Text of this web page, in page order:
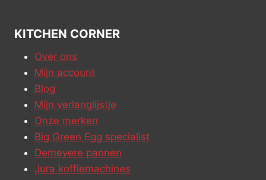
KITCHEN CORNER
Over ons
Mijn account
Blog
Mijn verlanglijstje
Onze merken
Big Green Egg specialist
Demeyere pannen
Jura koffiemachines